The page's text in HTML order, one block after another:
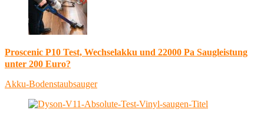
Proscenic P10 Test, Wechselakku und 22000 Pa Saugleistung
unter 200 Euro?
Akku-Bodenstaubsauger